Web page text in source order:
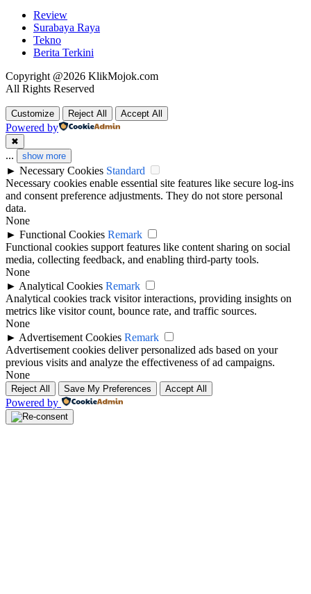
Review
Surabaya Raya
Tekno
Berita Terkini
Copyright @2026 KlikMojok.com
All Rights Reserved
Customize Reject All Accept All
Powered by
✖
... show more
► Necessary Cookies Standard
Necessary cookies enable essential site features like secure log-ins
and consent preference adjustments. They do not store personal
data.
None
► Functional Cookies Remark
Functional cookies support features like content sharing on social
media, collecting feedback, and enabling third-party tools.
None
► Analytical Cookies Remark
Analytical cookies track visitor interactions, providing insights on
metrics like visitor count, bounce rate, and traffic sources.
None
► Advertisement Cookies Remark
Advertisement cookies deliver personalized ads based on your
previous visits and analyze the effectiveness of ad campaigns.
None
Reject All Save My Preferences Accept All
Powered by